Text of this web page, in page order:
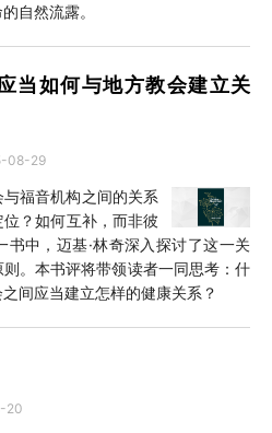
自然流露。
当如何与地方教会建立关
08-29
福音机构之间的关系
？如何互补，而非彼
书中，迈基·林奇深入探讨了这一关
。本书评将带领读者一同思考：什
间应当建立怎样的健康关系？
20